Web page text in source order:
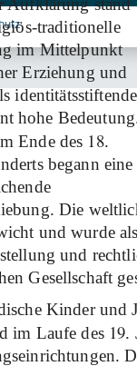
Aufklärung stand
traditionelle
im Mittelpunkt
Erziehung und
hohe
Ende des 18.
begann eine
Die
und wurde
und
Gesellschaft
Kinder und
im Laufe des 19.